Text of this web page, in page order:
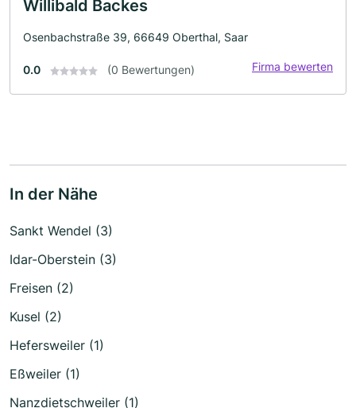
Willibald Backes
Osenbachstraße 39, 66649 Oberthal, Saar
0.0 (0 Bewertungen) Firma bewerten
In der Nähe
Sankt Wendel (3)
Idar-Oberstein (3)
Freisen (2)
Kusel (2)
Hefersweiler (1)
Eßweiler (1)
Nanzdietschweiler (1)